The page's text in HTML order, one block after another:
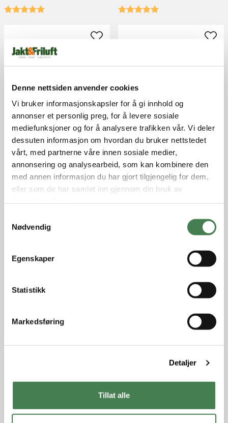
Denne nettsiden anvender cookies
Vi bruker informasjonskapsler for å gi innhold og
annonser et personlig preg, for å levere sosiale
mediefunksjoner og for å analysere trafikken vår. Vi deler
dessuten informasjon om hvordan du bruker nettstedet
vårt, med partnerne våre innen sosiale medier,
annonsering og analysearbeid, som kan kombinere den
med annen informasjon du har gjort tilgjengelig for dem,
eller som de har samlet inn gjennom din bruk av
Nødvendig
Egenskaper
Statistikk
Markedsføring
Detaljer
Tillat alle
Lawson Rod & Reel Mini Carrier
Teleskop 48cm
Lawson
kr 339,00
Lawson Rod & Reel Mini Carrier
Teleskop 52cm
Lawson
kr 369,00